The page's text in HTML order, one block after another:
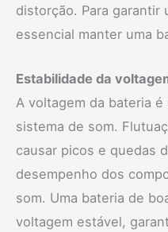
distorção. Para
essencial manter uma
Estabilidade da
A voltagem da bateria
sistema de som.
causar picos e quedas
desempenho dos
som. Uma bateria de
voltagem estável,